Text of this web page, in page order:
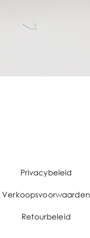
Privacybeleid
Verkoopsvoorwaarden
Retourbeleid